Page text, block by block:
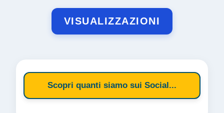
VISUALIZZAZIONI
Scopri quanti siamo sui Social...